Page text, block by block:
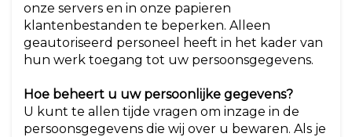
onze servers en in onze papieren
klantenbestanden te beperken. Alleen
geautoriseerd personeel heeft in het kader van
hun werk toegang tot uw persoonsgegevens.
Hoe beheert u uw persoonlijke gegevens?
U kunt te allen tijde vragen om inzage in de
persoonsgegevens die wij over u bewaren. Als je